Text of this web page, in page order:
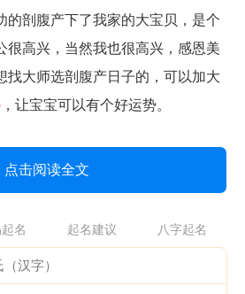
的剖腹产下了我家的大宝贝，是个
很高兴，当然我也很高兴，感恩美
找大师选剖腹产日子的，可以加大
，让宝宝可以有个好运势。
点击阅读全文
名 起名建议 八字起名